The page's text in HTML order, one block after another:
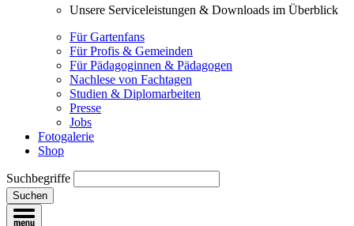
Unsere Serviceleistungen & Downloads im Überblick
Für Gartenfans
Für Profis & Gemeinden
Für Pädagoginnen & Pädagogen
Nachlese von Fachtagen
Studien & Diplomarbeiten
Presse
Jobs
Fotogalerie
Shop
Suchbegriffe
Suchen